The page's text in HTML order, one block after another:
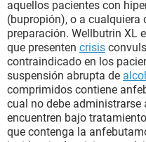
aquellos pacientes con
(bupropión), o a cualquiera
preparación. Wellbutrin XL
que presenten crisis
contraindicado en los
suspensión abrupta de
comprimidos contiene
cual no debe administrarse
encuentren bajo
que contenga la